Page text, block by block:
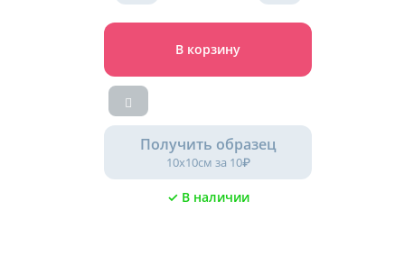
В корзину
Получить образец
10х10см за 10₽
✓ В наличии